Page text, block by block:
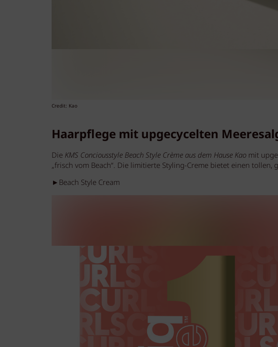
Credit: Kao
Haarpflege mit upgecycelten
DieKMS Conciousstyle Beach Style Crème aus dem Hause Kao mit
„frisch vom Beach“. Die limitierte Styling-Creme bietet einen
►Beach Style Cream